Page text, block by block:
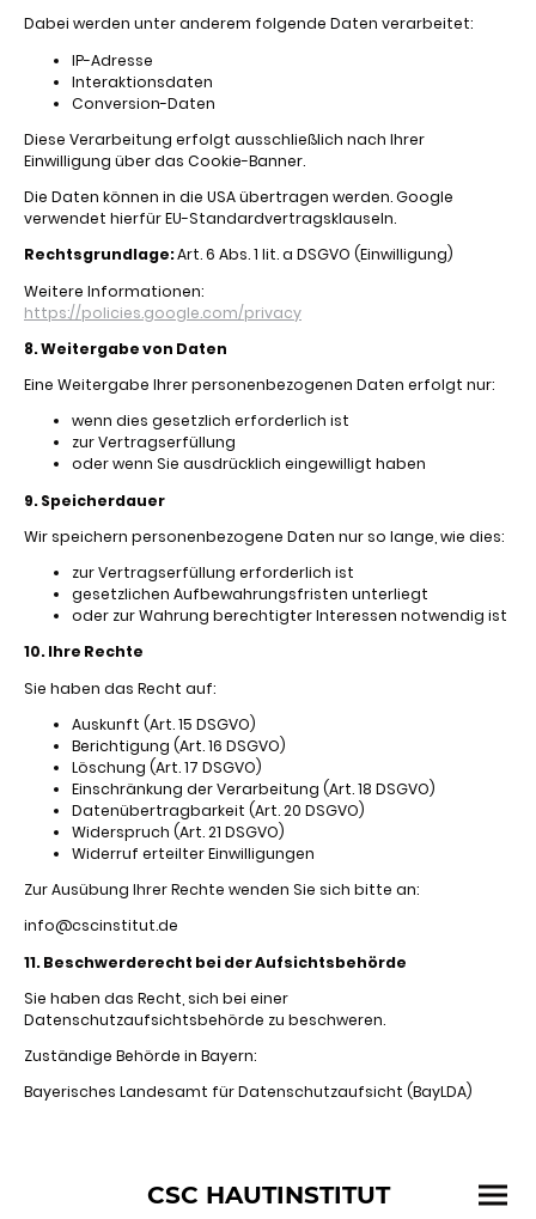
Dabei werden unter anderem folgende Daten verarbeitet:
IP-Adresse
Interaktionsdaten
Conversion-Daten
Diese Verarbeitung erfolgt ausschließlich nach Ihrer
Einwilligung über das Cookie-Banner.
Die Daten können in die USA übertragen werden. Google
verwendet hierfür EU-Standardvertragsklauseln.
Rechtsgrundlage:Art. 6 Abs. 1 lit. a DSGVO (Einwilligung)
Weitere Informationen:
https://policies.google.com/privacy
8. Weitergabe von Daten
Eine Weitergabe Ihrer personenbezogenen Daten erfolgt nur:
wenn dies gesetzlich erforderlich ist
zur Vertragserfüllung
oder wenn Sie ausdrücklich eingewilligt haben
9. Speicherdauer
Wir speichern personenbezogene Daten nur so lange, wie dies:
zur Vertragserfüllung erforderlich ist
gesetzlichen Aufbewahrungsfristen unterliegt
oder zur Wahrung berechtigter Interessen notwendig ist
10. Ihre Rechte
Sie haben das Recht auf:
Auskunft (Art. 15 DSGVO)
Berichtigung (Art. 16 DSGVO)
Löschung (Art. 17 DSGVO)
Einschränkung der Verarbeitung (Art. 18 DSGVO)
Datenübertragbarkeit (Art. 20 DSGVO)
Widerspruch (Art. 21 DSGVO)
Widerruf erteilter Einwilligungen
Zur Ausübung Ihrer Rechte wenden Sie sich bitte an:
info@cscinstitut.de
11. Beschwerderecht bei der Aufsichtsbehörde
Sie haben das Recht, sich bei einer
Datenschutzaufsichtsbehörde zu beschweren.
Zuständige Behörde in Bayern:
Bayerisches Landesamt für Datenschutzaufsicht (BayLDA)
CSC HAUTINSTITUT